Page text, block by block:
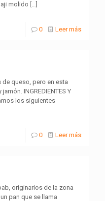
molido […]
0 Leer más
queso, pero en esta
INGREDIENTES Y
los siguientes
0 Leer más
originarios de la zona
pan que se llama